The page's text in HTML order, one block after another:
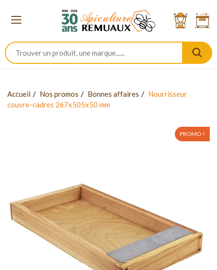
Accueil Nos promos Bonnes affaires
Nourrisseur
couvre-cadres 267x505x50 mm
PROMO !